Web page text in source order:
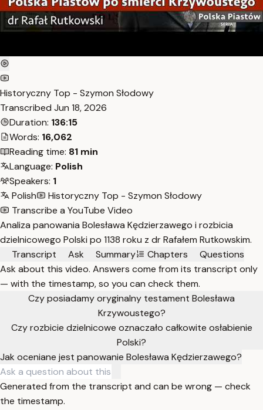
Historyczny Top - Szymon Słodowy
Transcribed Jun 18, 2026
Duration: 136:15
Words: 16,062
Reading time: 81 min
Language: Polish
Speakers: 1
Polish
Historyczny Top - Szymon Słodowy
Transcribe a YouTube Video
Analiza panowania Bolesława Kędzierzawego i rozbicia
dzielnicowego Polski po 1138 roku z dr Rafałem Rutkowskim.
Transcript
Ask Summary Chapters
Questions
Ask about this video. Answers come from its transcript only
— with the timestamp, so you can check them.
Czy posiadamy oryginalny testament Bolesława
Krzywoustego?
Czy rozbicie dzielnicowe oznaczało całkowite osłabienie
Polski?
Jak oceniane jest panowanie Bolesława Kędzierzawego?
Generated from the transcript and can be wrong — check
the timestamp.